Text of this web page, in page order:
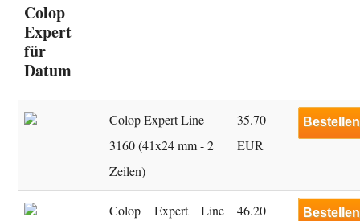
Colop
Expert
für
Datum
Colop Expert Line
3160 (41x24 mm - 2
Zeilen)
35.70
EUR
Bestellen
Colop Expert Line
46.20
Bestellen